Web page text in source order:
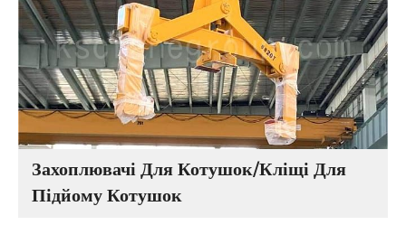
Захоплювачі Для Котушок/Кліщі Для
Підйому Котушок